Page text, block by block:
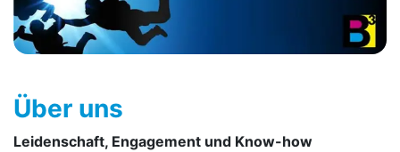
Über uns
Leidenschaft, Engagement und Know-how